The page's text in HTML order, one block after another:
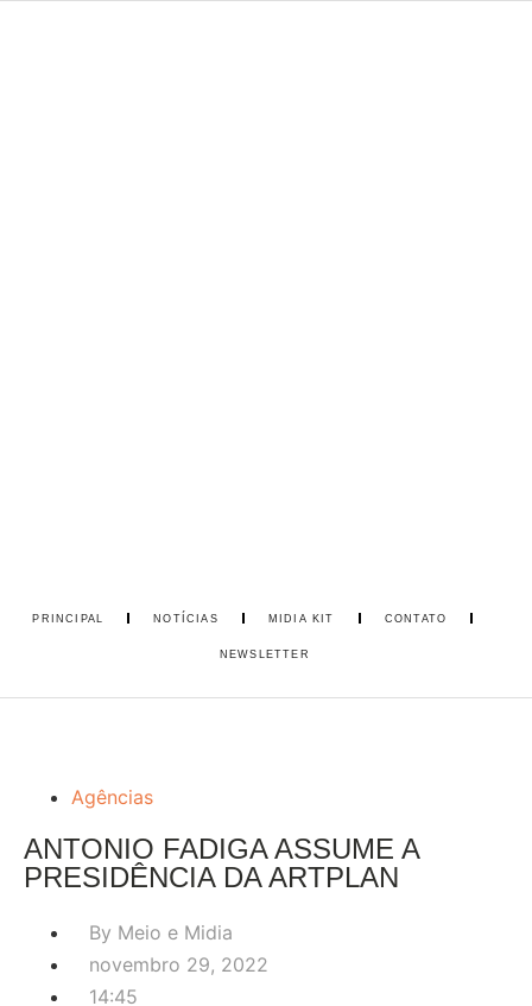
PRINCIPAL NOTÍCIAS MIDIA KIT CONTATO
NEWSLETTER
Agências
ANTONIO FADIGA ASSUME A
PRESIDÊNCIA DA ARTPLAN
By Meio e Midia
novembro 29, 2022
14:45